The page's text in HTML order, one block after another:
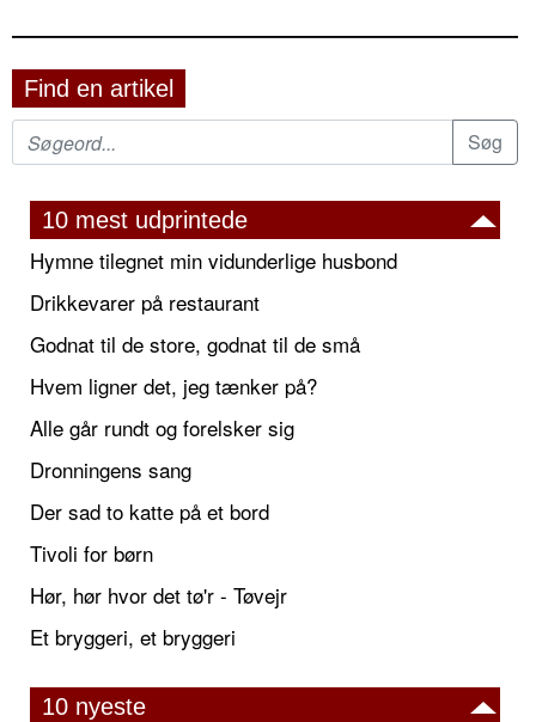
Find en artikel
10 mest udprintede
Hymne tilegnet min vidunderlige husbond
Drikkevarer på restaurant
Godnat til de store, godnat til de små
Hvem ligner det, jeg tænker på?
Alle går rundt og forelsker sig
Dronningens sang
Der sad to katte på et bord
Tivoli for børn
Hør, hør hvor det tø'r - Tøvejr
Et bryggeri, et bryggeri
10 nyeste